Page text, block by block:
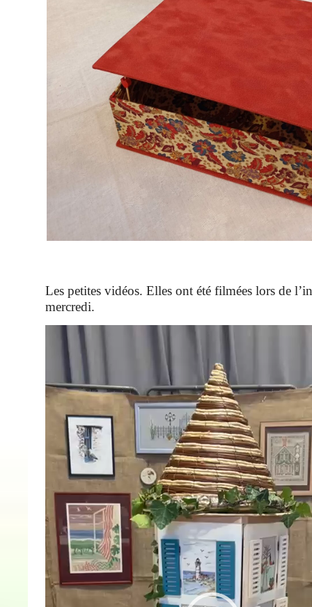
Les petites vidéos. Elles ont été filmées lors de
mercredi.